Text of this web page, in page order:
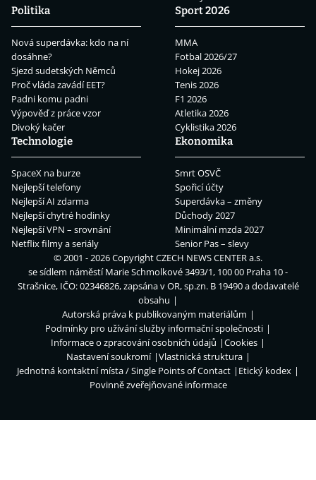
Politika
Nová superdávka: kdo na ní
dosáhne?
Sjezd sudetských Němců
Proč vláda zavádí EET?
Padni komu padni
Výpověď z práce vzor
Divoký kačer
Sport 2026
MMA
Fotbal 2026/27
Hokej 2026
Tenis 2026
F1 2026
Atletika 2026
Cyklistika 2026
Technologie
SpaceX na burze
Nejlepší telefony
Nejlepší AI zdarma
Nejlepší chytré hodinky
Nejlepší VPN – srovnání
Netflix filmy a seriály
Ekonomika
Smrt OSVČ
Spořicí účty
Superdávka – změny
Důchody 2027
Minimální mzda 2027
Senior Pas – slevy
© 2001 - 2026 CopyrightCZECH NEWS CENTER a.s.
se sídlem náměstí Marie Schmolkové 3493/1, 100 00 Praha 10 -
Strašnice, IČO: 02346826, zapsána v OR, sp.zn. B 19490 a dodavatelé
obsahu
Autorská práva k publikovaným materiálům
Podmínky pro užívání služby informační společnosti
Informace o zpracování osobních údajů
Cookies
Nastavení soukromí
Vlastnická struktura
Jednotná kontaktní místa / Single Points of Contact
Etický kodex
Povinně zveřejňované informace